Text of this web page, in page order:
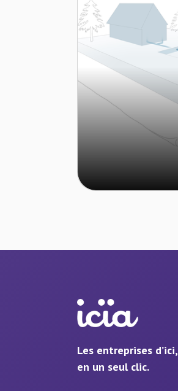
Les entreprises d’ici,
en un seul clic.